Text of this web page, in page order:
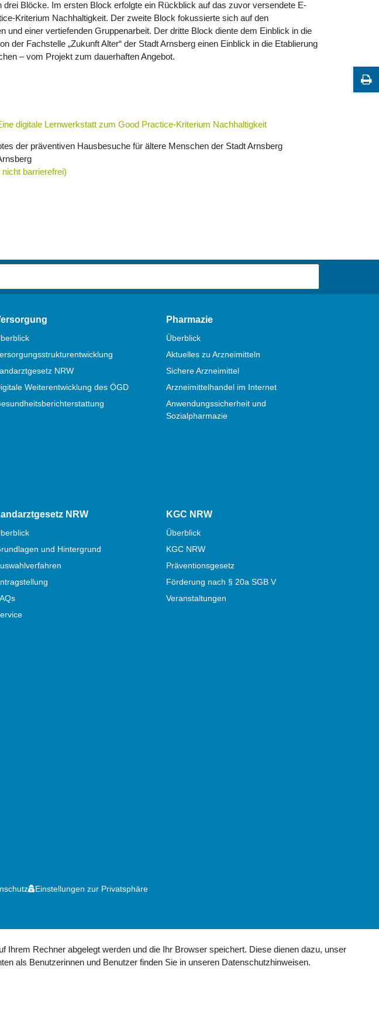
Blöcke. Im ersten Block erfolgte ein Rückblick auf das zuvor versendete E-
Kriterium Nachhaltigkeit. Der zweite Block fokussierte sich auf den
und einer vertiefenden Gruppenarbeit. Der dritte Block diente dem Einblick in die
der Fachstelle „Zukunft Alter“ der Stadt Arnsberg einen Einblick in die Etablierung
– vom Projekt zum dauerhaften Angebot.
digitale Lernwerkstatt zum Good Practice-Kriterium Nachhaltigkeit
der präventiven Hausbesuche für ältere Menschen der Stadt Arnsberg
NRW
Weiterentwicklung des ÖGD
Pharmazie
Überblick
Aktuelles zu Arzneimitteln
Sichere Arzneimittel
Arzneimittelhandel im Internet
Anwendungssicherheit und
Sozialpharmazie
NRW
und Hintergrund
KGC NRW
Überblick
KGC NRW
Präventionsgesetz
Förderung nach § 20a SGB V
Veranstaltungen
Einstellungen zur Privatsphäre
Rechner abgelegt werden und die Ihr Browser speichert. Diese dienen dazu, unser
als Benutzerinnen und Benutzer finden Sie in unseren Datenschutzhinweisen.